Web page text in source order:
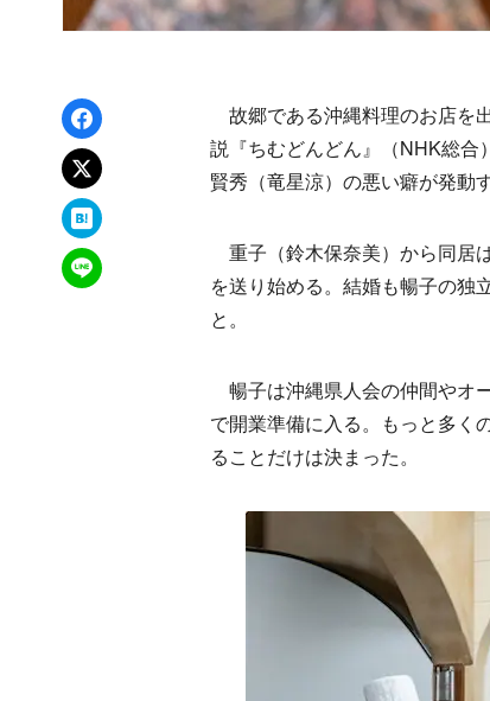
Facebookでシェア
xでポスト
はてなブックマーク
LINEで送る
故郷である沖縄料理のお店を
説『ちむどんどん』（NHK総合
賢秀（竜星涼）の悪い癖が発動
重子（鈴木保奈美）から同居
を送り始める。結婚も暢子の独
と。
暢子は沖縄県人会の仲間やオ
で開業準備に入る。もっと多く
ることだけは決まった。